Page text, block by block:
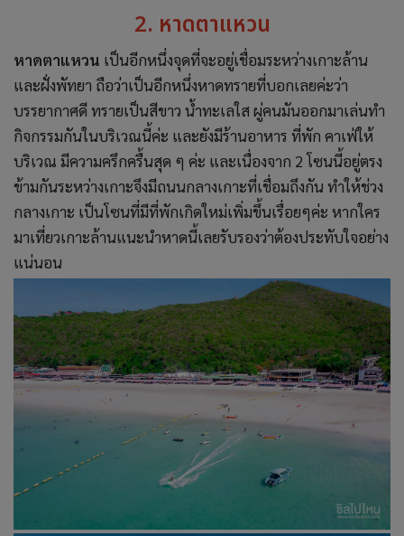
2. หาดตาแหวน
หาดตาแหวน เป็นอีกหนึ่งจุดที่จะอยู่เชื่อมระหว่างเกาะล้าน
และฝั่งพัทยา ถือว่าเป็นอีกหนึ่งหาดทรายที่บอกเลยค่ะว่า
บรรยากาศดี ทรายเป็นสีขาว น้ำทะเลใส ผู่คนมันออกมาเล่นทำ
กิจกรรมกันในบริเวณนี้ค่ะ และยังมีร้านอาหาร ที่พัก คาเฟ่ให้
บริเวณ มีความครึกครื้นสุด ๆ ค่ะ และเนื่องจาก 2 โซนนี้อยู่ตรง
ข้ามกันระหว่างเกาะจึงมีถนนกลางเกาะที่เชื่อมถึงกัน ทำให้ช่วง
กลางเกาะ เป็นโซนที่มีที่พักเกิดใหม่เพิ่มขึ้นเรื่อยๆค่ะ หากใคร
มาเที่ยวเกาะล้านแนะนำหาดนี้เลยรับรองว่าต้องประทับใจอย่าง
แน่นอน